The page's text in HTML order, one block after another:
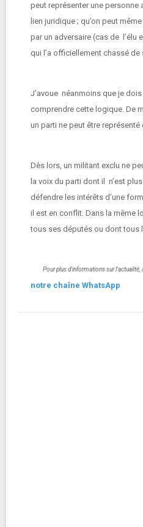
peut représenter une personne
lien juridique ; qu’on peut
par un adversaire (cas de l’élu
qui l’a officiellement chassé de
J’avoue néanmoins que je
comprendre cette logique. De
un parti ne peut être
Dès lors, un militant exclu ne
la voix du parti dont il n’est
défendre les intérêts d’une
il est en conflit. Dans la même
tous ses députés ou dont tous
Pour plus d'informations sur l'actualité,
notre chaîne WhatsApp